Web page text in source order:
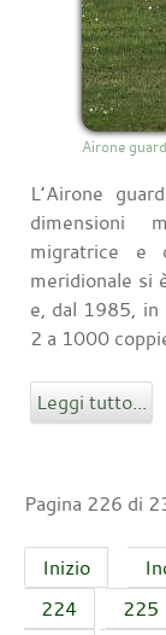
Airone
L’Airone
dimensioni
migratrice e
meridionale si
e, dal 1985, in
2 a 1000
Leggi tutto...
Pagina 226 di
Inizio
224
225